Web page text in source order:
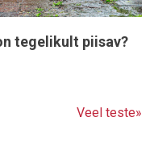
tegelikult piisav?
Veel teste»